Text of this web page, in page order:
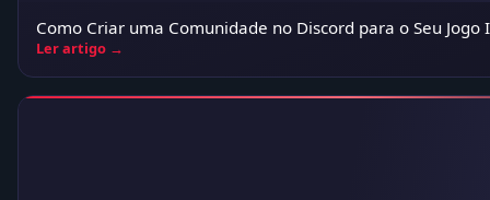
Como Criar uma Comunidade no Discord para o Seu Jogo
Ler artigo →